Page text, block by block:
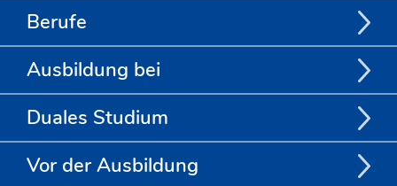
Berufe
Ausbildung bei
Duales Studium
Vor der Ausbildung